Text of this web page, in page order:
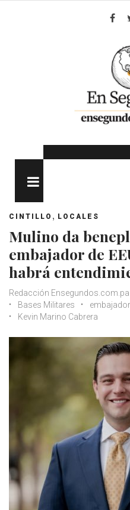
CINTILLO , LOCALES
Mulino da
embajador de
habrá
Redacción Ensegundos.com.pa
Bases Militares
Kevin Marino Cabrera